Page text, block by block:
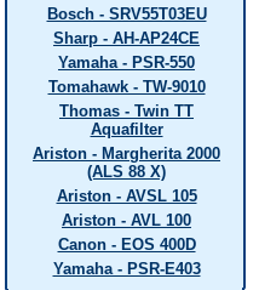
Bosch - SRV55T03EU
Sharp - AH-AP24CE
Yamaha - PSR-550
Tomahawk - TW-9010
Thomas - Twin TT
Aquafilter
Ariston - Margherita 2000
(ALS 88 X)
Ariston - AVSL 105
Ariston - AVL 100
Canon - EOS 400D
Yamaha - PSR-E403